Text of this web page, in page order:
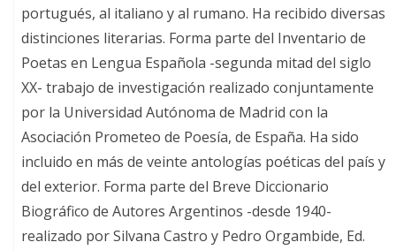
portugués, al italiano y al rumano. Ha recibido diversas
distinciones literarias. Forma parte del Inventario de
Poetas en Lengua Española -segunda mitad del siglo
XX- trabajo de investigación realizado conjuntamente
por la Universidad Autónoma de Madrid con la
Asociación Prometeo de Poesía, de España. Ha sido
incluido en más de veinte antologías poéticas del país y
del exterior. Forma parte del Breve Diccionario
Biográfico de Autores Argentinos -desde 1940-
realizado por Silvana Castro y Pedro Orgambide, Ed.